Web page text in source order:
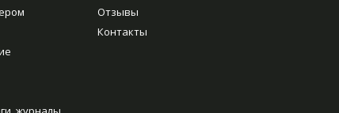
Отзывы
Контакты